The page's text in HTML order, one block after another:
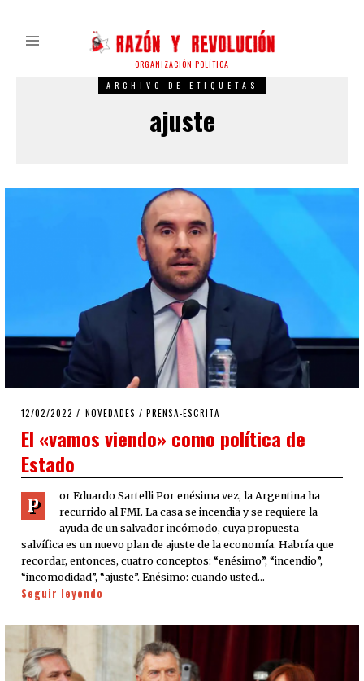
ORGANIZACIÓN POLÍTICA
ARCHIVO DE ETIQUETAS
ajuste
POSTED
12/02/2022 12/02/2022
NOVEDADES / PRENSA-ESCRITA
El «vamos viendo» como política de
Estado
P
or Eduardo Sartelli Por enésima vez, la Argentina ha
recurrido al FMI. La casa se incendia y se requiere la
ayuda de un salvador incómodo, cuya propuesta
salvífica es un nuevo plan de ajuste de la economía. Habría que
recordar, entonces, cuatro conceptos: “enésimo”, “incendio”,
“incomodidad”, “ajuste”. Enésimo: cuando usted…
Seguir leyendo